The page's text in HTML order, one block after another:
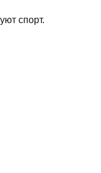
спорт.